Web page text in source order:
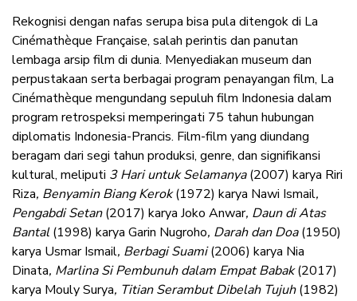
Rekognisi dengan nafas serupa bisa pula ditengok di La
Cinémathèque Française, salah perintis dan panutan
lembaga arsip film di dunia. Menyediakan museum dan
perpustakaan serta berbagai program penayangan film, La
Cinémathèque mengundang sepuluh film Indonesia dalam
program retrospeksi memperingati 75 tahun hubungan
diplomatis Indonesia-Prancis. Film-film yang diundang
beragam dari segi tahun produksi, genre, dan signifikansi
kultural, meliputi 3 Hari untuk Selamanya(2007) karya Riri
Riza, Benyamin Biang Kerok(1972) karya Nawi Ismail,
Pengabdi Setan(2017) karya Joko Anwar, Daun di Atas
Bantal(1998) karya Garin Nugroho, Darah dan Doa(1950)
karya Usmar Ismail, Berbagi Suami(2006) karya Nia
Dinata, Marlina Si Pembunuh dalam Empat Babak(2017)
karya Mouly Surya, Titian Serambut Dibelah Tujuh(1982)